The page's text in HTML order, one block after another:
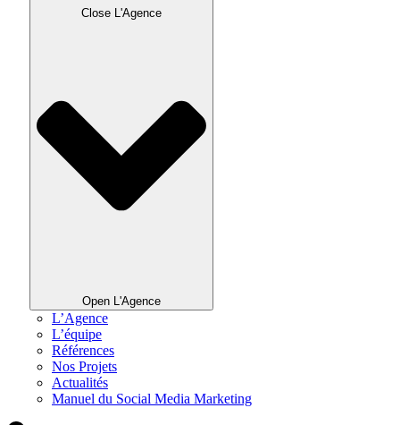
Close L'Agence
Open L'Agence
L’Agence
L’équipe
Références
Nos Projets
Actualités
Manuel du Social Media Marketing